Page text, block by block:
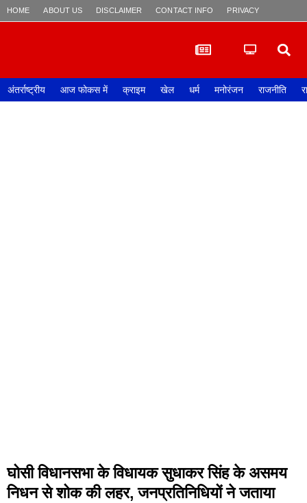
HOME ABOUT US DISCLAIMER CONTACT INFO PRIVACY POLICY
अंतर्राष्ट्रीय आज फोकस में क्राइम खेल धर्म मनोरंजन राजनीति
घोसी विधानसभा के विधायक सुधाकर सिंह के असमय
निधन से शोक की लहर, जनप्रतिनिधियों ने जताया